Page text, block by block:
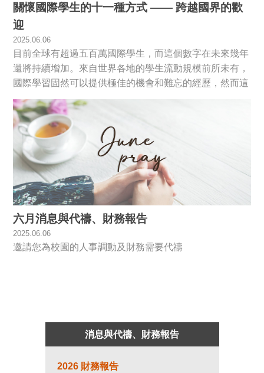
消息與代禱、財務報告
2026 財務報告
關懷國際學生的十一種方式 —— 跨越國界的歡
迎
2025.06.06
目前全球有超過五百萬國際學生，而這個數字在未來幾年
還將持續增加。來自世界各地的學生流動規模前所未有，
國際學習固然可以提供極佳的機會和難忘的經歷，然而這
並非易事。學生可能面臨仇外對待，從不友善的目光到實
際的暴力攻擊等。他們可能感到孤立，難以融入新的文化
—— 尤其是在新冠疫情之後。對許多學生來說，疫情加
劇了孤獨感，並從他們短暫的大學生涯中奪走了無法彌補
的時段。
六月消息與代禱、財務報告
2025.06.06
邀請您為校園的人事調動及財務需要代禱